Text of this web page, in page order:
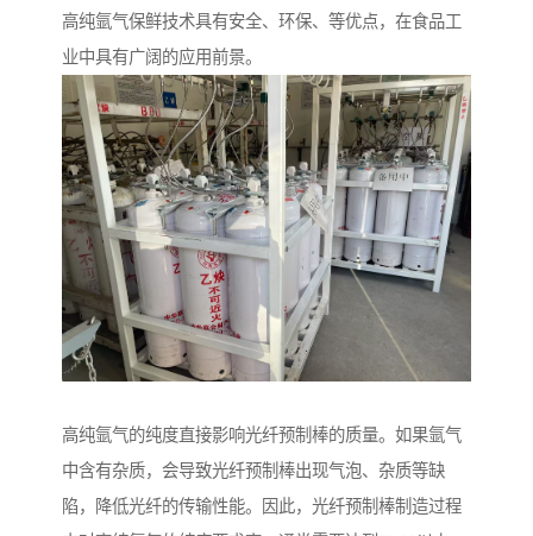
高纯氩气保鲜技术具有安全、环保、等优点，在食品工
业中具有广阔的应用前景。
高纯氩气的纯度直接影响光纤预制棒的质量。如果氩气
中含有杂质，会导致光纤预制棒出现气泡、杂质等缺
陷，降低光纤的传输性能。因此，光纤预制棒制造过程